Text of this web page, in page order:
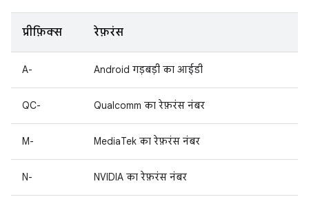
प्रीफ़िक्स रेफ़रंस
A- Android गड़बड़ी का आईडी
QC- Qualcomm का रेफ़रंस नंबर
M- MediaTek का रेफ़रंस नंबर
N- NVIDIA का रेफ़रंस नंबर